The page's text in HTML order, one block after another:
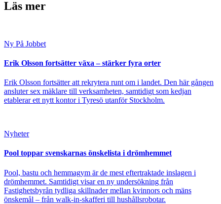
Läs mer
Ny På Jobbet
Erik Olsson fortsätter växa – stärker fyra orter
Erik Olsson fortsätter att rekrytera runt om i landet. Den här gången
ansluter sex mäklare till verksamheten, samtidigt som kedjan
etablerar ett nytt kontor i Tyresö utanför Stockholm.
Nyheter
Pool toppar svenskarnas önskelista i drömhemmet
Pool, bastu och hemmagym är de mest eftertraktade inslagen i
drömhemmet. Samtidigt visar en ny undersökning från
Fastighetsbyrån tydliga skillnader mellan kvinnors och mäns
önskemål – från walk-in-skafferi till hushållsrobotar.